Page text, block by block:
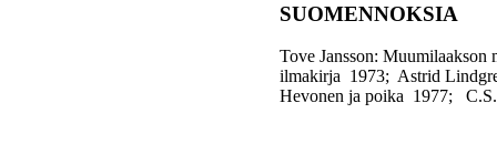
SUOMENNOKSIA
Tove Jansson:
ilmakirja 1973; Astrid
Hevonen ja poika 1977;